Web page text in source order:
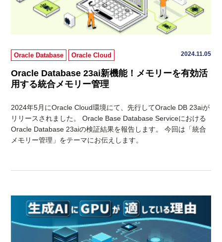
Oracle Database Oracle Cloud 2024.11.05
Oracle Database 23ai新機能！メモリーを有効活
用する統合メモリー管理
2024年5月にOracle Cloud環境にて、先行してOracle DB 23aiが
リリースされました。 Oracle Base Database Serviceにおける
Oracle Database 23aiの検証結果を報告します。 今回は「統合
メモリー管理」をテーマにお伝えします。